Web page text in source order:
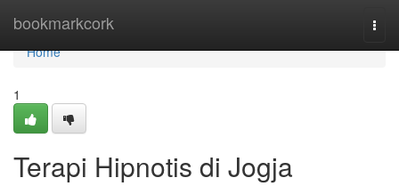
bookmarkcork
Home
Home
1
Terapi Hipnotis di Jogja